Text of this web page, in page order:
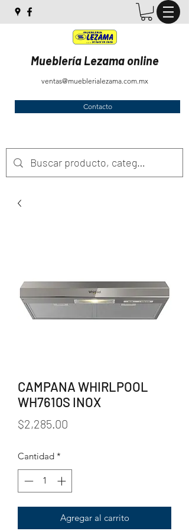
Mueblería Lezama online
ventas@mueblerialezama.com.mx
Contacto
CAMPANA WHIRLPOOL
WH7610S INOX
$2,285.00
Cantidad *
Agregar al carrito